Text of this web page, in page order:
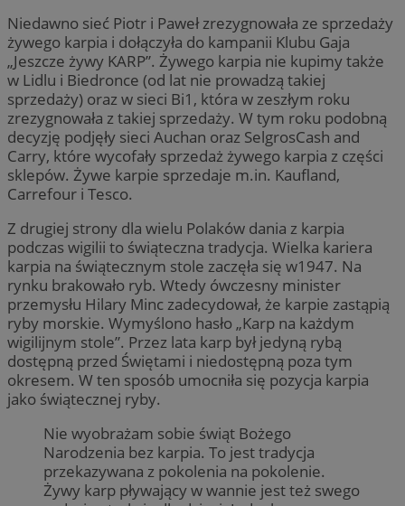
Niedawno sieć Piotr i Paweł zrezygnowała ze sprzedaży
żywego karpia i dołączyła do kampanii Klubu Gaja
„Jeszcze żywy KARP”. Żywego karpia nie kupimy także
w Lidlu i Biedronce (od lat nie prowadzą takiej
sprzedaży) oraz w sieci Bi1, która w zeszłym roku
zrezygnowała z takiej sprzedaży. W tym roku podobną
decyzję podjęły sieci Auchan oraz SelgrosCash and
Carry, które wycofały sprzedaż żywego karpia z części
sklepów. Żywe karpie sprzedaje m.in. Kaufland,
Carrefour i Tesco.
Z drugiej strony dla wielu Polaków dania z karpia
podczas wigilii to świąteczna tradycja. Wielka kariera
karpia na świątecznym stole zaczęła się w1947. Na
rynku brakowało ryb. Wtedy ówczesny minister
przemysłu Hilary Minc zadecydował, że karpie zastąpią
ryby morskie. Wymyślono hasło „Karp na każdym
wigilijnym stole”. Przez lata karp był jedyną rybą
dostępną przed Świętami i niedostępną poza tym
okresem. W ten sposób umocniła się pozycja karpia
jako świątecznej ryby.
Nie wyobrażam sobie świąt Bożego
Narodzenia bez karpia. To jest tradycja
przekazywana z pokolenia na pokolenie.
Żywy karp pływający w wannie jest też swego